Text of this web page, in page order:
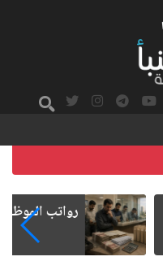
ساخن